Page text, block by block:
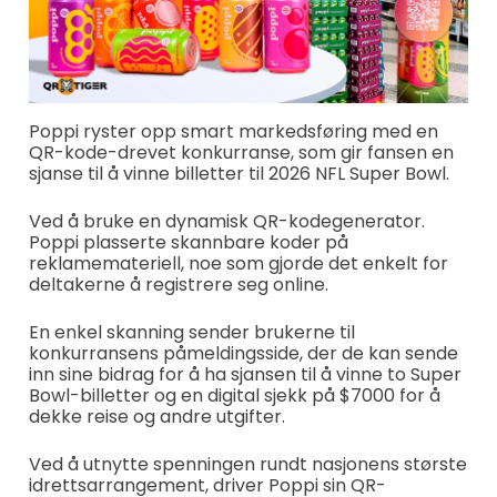
Poppi ryster opp smart markedsføring med en
QR-kode-drevet konkurranse, som gir fansen en
sjanse til å vinne billetter til 2026 NFL Super Bowl.
Ved å bruke en dynamisk QR-kodegenerator.
Poppi plasserte skannbare koder på
reklamemateriell, noe som gjorde det enkelt for
deltakerne å registrere seg online.
En enkel skanning sender brukerne til
konkurransens påmeldingsside, der de kan sende
inn sine bidrag for å ha sjansen til å vinne to Super
Bowl-billetter og en digital sjekk på $7000 for å
dekke reise og andre utgifter.
Ved å utnytte spenningen rundt nasjonens største
idrettsarrangement, driver Poppi sin QR-